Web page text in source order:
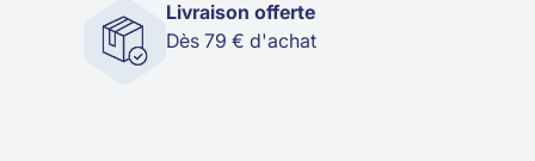
Livraison offerte
Dès 79 € d'achat